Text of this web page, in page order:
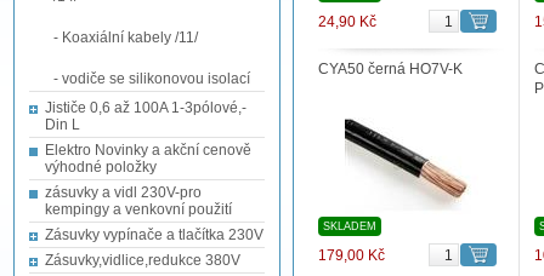
- Koaxiální kabely /11/
- vodiče se silikonovou isolací
Jističe 0,6 až 100A 1-3pólové,-
Din L
Elektro Novinky a akční cenově
výhodné položky
zásuvky a vidl 230V-pro
kempingy a venkovní použití
Zásuvky vypínače a tlačítka 230V
Zásuvky,vidlice,redukce 380V
24,90 Kč
CYA50 černá HO7V-K
SKLADEM
179,00 Kč